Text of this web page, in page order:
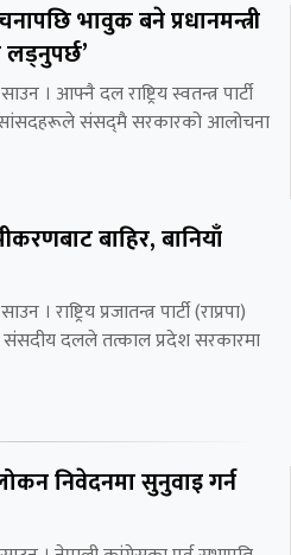
भावुक बने प्रधानमन्त्री
। आफ्नै दल राष्ट्रिय स्वतन्त्र पार्टी
सांसदहरूले संसद्‌मै सरकारको आलोचना
बाहिर, बानियाँ
। राष्ट्रिय प्रजातन्त्र पार्टी (राप्रपा)
संसदीय दलले तत्काल प्रदेश सरकारमा
निवेदनमा सुनुवाइ गर्न